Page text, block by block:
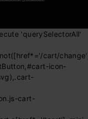
'querySelectorAll'
cart/
icon-
cart-